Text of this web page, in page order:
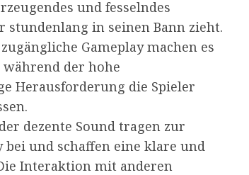
und fesselndes
stundenlang in seinen Bann zieht.
Gameplay machen es
der hohe
Herausforderung die Spieler
dezente Sound tragen zur
bei und schaffen eine klare und
Interaktion mit anderen